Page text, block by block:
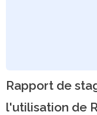
Rapport de
l'utilisation de